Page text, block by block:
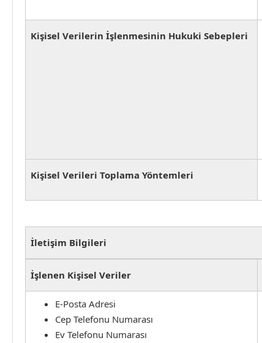
Kişisel Verilerin İşlenmesinin Hukuki Sebepleri
Kişisel Verileri Toplama Yöntemleri
İletişim Bilgileri
İşlenen Kişisel Veriler
E-Posta Adresi
Cep Telefonu Numarası
Ev Telefonu Numarası